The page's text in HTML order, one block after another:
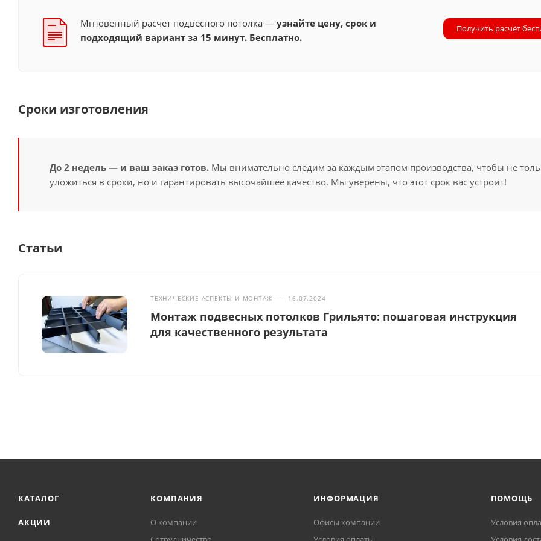
Мгновенный расчёт подвесного потолка —узнайте цену, срок и
подходящий вариант за 15 минут. Бесплатно.
Получить расчёт
Сроки изготовления
До 2 недель — и ваш заказ готов. Мы внимательно следим за каждым этапом производства, чтобы не
уложиться в сроки, но и гарантировать высочайшее качество. Мы уверены, что этот срок вас устроит!
Статьи
ТЕХНИЧЕСКИЕ АСПЕКТЫ И МОНТАЖ — 16.07.2024
Монтаж подвесных потолков Грильято: пошаговая инструкция
для качественного результата
КАТАЛОГ
АКЦИИ
КОМПАНИЯ
О компании
ИНФОРМАЦИЯ
Офисы компании
ПОМОЩЬ
Условия